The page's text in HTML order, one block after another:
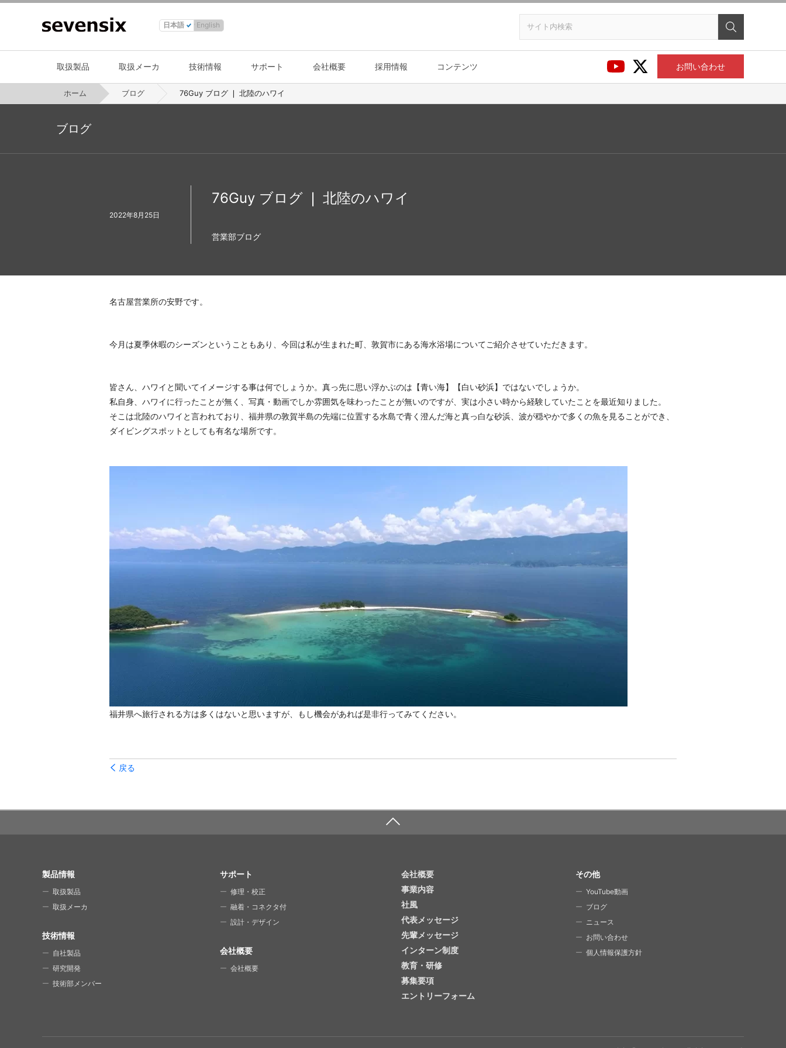
日本語 English
取扱製品 取扱メーカ 技術情報 サポート 会社概要 採用情報 コンテンツ お問い合わせ
ホーム ブログ 76Guy ブログ ❘ 北陸のハワイ
ブログ
76Guy ブログ ❘ 北陸のハワイ
営業部ブログ
2022年8月25日
名古屋営業所の安野です。
今月は夏季休暇のシーズンということもあり、今回は私が生まれた町、敦賀市にある海水浴場についてご紹介させていただきます。
皆さん、ハワイと聞いてイメージする事は何でしょうか。真っ先に思い浮かぶのは【青い海】【白い砂浜】ではないでしょうか。
私自身、ハワイに行ったことが無く、写真・動画でしか雰囲気を味わったことが無いのですが、実は小さい時から経験していたことを最近知りました。
そこは北陸のハワイと言われており、福井県の敦賀半島の先端に位置する水島で青く澄んだ海と真っ白な砂浜、波が穏やかで多くの魚を見ることができ、
ダイビングスポットとしても有名な場所です。
福井県へ旅行される方は多くはないと思いますが、もし機会があれば是非行ってみてください。
戻る
SITE MAP
製品情報
取扱製品
取扱メーカ
技術情報
自社製品
研究開発
技術部メンバー
サポート
修理・校正
融着・コネクタ付
設計・デザイン
会社概要
会社概要
会社概要
事業内容
社風
代表メッセージ
先輩メッセージ
インターン制度
教育・研修
募集要項
エントリーフォーム
その他
YouTube動画
ブログ
ニュース
お問い合わせ
個人情報保護方針